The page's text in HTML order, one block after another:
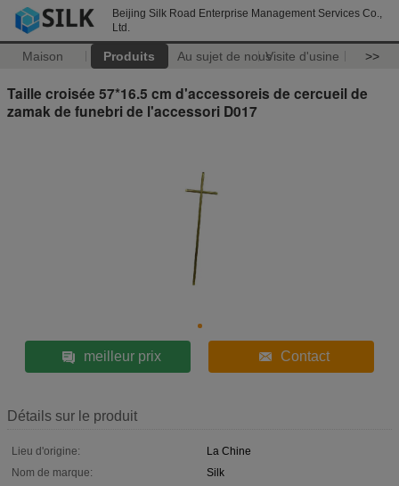
Beijing Silk Road Enterprise Management Services Co.,
Ltd.
Maison Produits Au sujet de nousVisite d'usine >>
Taille croisée 57*16.5 cm d'accessoreis de cercueil de
zamak de funebri de l'accessori D017
meilleur prix Contact
Détails sur le produit
Lieu d'origine:
La Chine
Nom de marque:
Silk